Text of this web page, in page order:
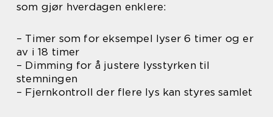
som gjør hverdagen enklere:
– Timer som for eksempel lyser 6 timer og er
av i 18 timer
– Dimming for å justere lysstyrken til
stemningen
– Fjernkontroll der flere lys kan styres samlet